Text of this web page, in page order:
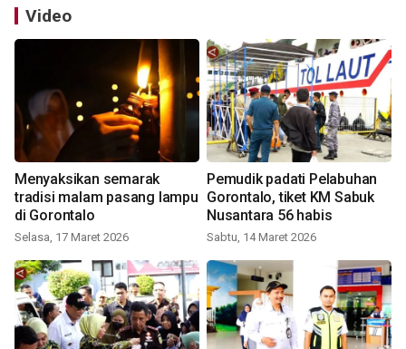
Video
Menyaksikan semarak
tradisi malam pasang lampu
di Gorontalo
Selasa, 17 Maret 2026
Pemudik padati Pelabuhan
Gorontalo, tiket KM Sabuk
Nusantara 56 habis
Sabtu, 14 Maret 2026